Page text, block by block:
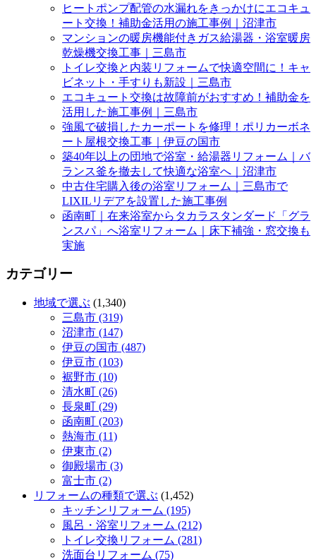
ヒートポンプ配管の水漏れをきっかけにエコキュ
ート交換！補助金活用の施工事例｜沼津市
マンションの暖房機能付きガス給湯器・浴室暖房
乾燥機交換工事｜三島市
トイレ交換と内装リフォームで快適空間に！キャ
ビネット・手すりも新設｜三島市
エコキュート交換は故障前がおすすめ！補助金を
活用した施工事例｜三島市
強風で破損したカーポートを修理！ポリカーボネ
ート屋根交換工事｜伊豆の国市
築40年以上の団地で浴室・給湯器リフォーム｜バ
ランス釜を撤去して快適な浴室へ｜沼津市
中古住宅購入後の浴室リフォーム｜三島市で
LIXILリデアを設置した施工事例
函南町｜在来浴室からタカラスタンダード「グラ
ンスパ」へ浴室リフォーム｜床下補強・窓交換も
実施
カテゴリー
地域で選ぶ (1,340)
三島市 (319)
沼津市 (147)
伊豆の国市 (487)
伊豆市 (103)
裾野市 (10)
清水町 (26)
長泉町 (29)
函南町 (203)
熱海市 (11)
伊東市 (2)
御殿場市 (3)
富士市 (2)
リフォームの種類で選ぶ (1,452)
キッチンリフォーム (195)
風呂・浴室リフォーム (212)
トイレ交換リフォーム (281)
洗面台リフォーム (75)